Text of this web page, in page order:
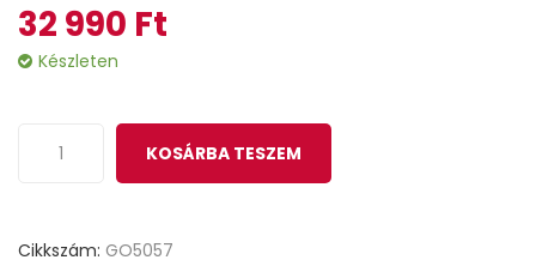
32 990 Ft
Készleten
KOSÁRBA TESZEM
Cikkszám: GO5057